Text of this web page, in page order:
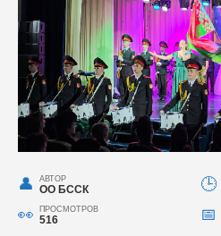
АВТОР
ОО БССК
ПРОСМОТРОВ
516